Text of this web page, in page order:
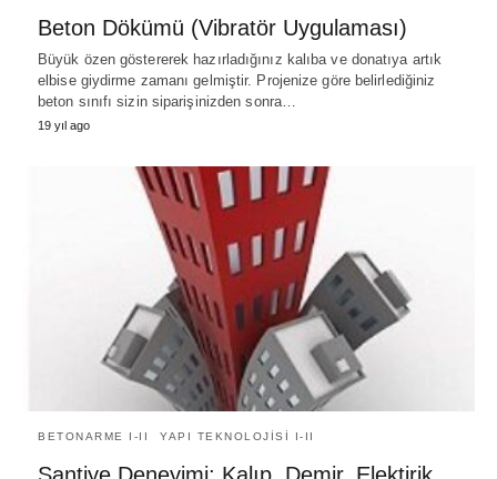
Beton Dökümü (Vibratör Uygulaması)
Büyük özen göstererek hazırladığınız kalıba ve donatıya artık
elbise giydirme zamanı gelmiştir. Projenize göre belirlediğiniz
beton sınıfı sizin siparişinizden sonra…
19 yıl ago
BETONARME I-II YAPI TEKNOLOJISI I-II